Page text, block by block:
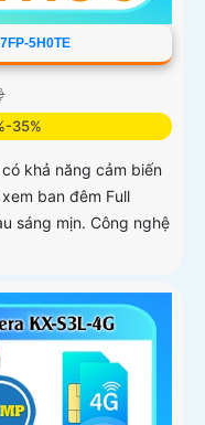
5H0TE
35%
khả năng cảm biến
ban đêm Full
sáng mịn. Công nghệ